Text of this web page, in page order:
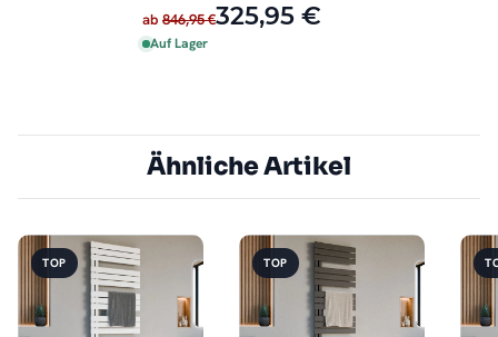
ab 846,95 €325,95 €
Auf Lager
Ähnliche Artikel
TOP TOP